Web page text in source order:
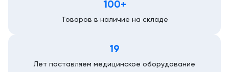
100+
Товаров в наличие на складе
19
Лет поставляем медицинское оборудование